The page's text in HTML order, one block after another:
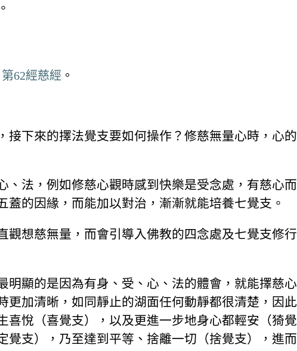
62經慈經 。
接下來的擇法覺支要如何操作？修慈無量心時，心
、法，例如修慈心觀時感到快樂是受念處，有慈心
的因緣，而能加以對治，漸漸就能培養七覺支。
觀想慈無量，而會引導入佛教的四念處及七覺支修
明顯的是因為有身、受、心、法的體會，就能擇慈
更加清晰，如同靜止的湖面任何動靜都很清楚，因
喜悅（喜覺支），以及更進一步地身心都輕安（猗
支），乃至達到平等、捨離一切（捨覺支），進